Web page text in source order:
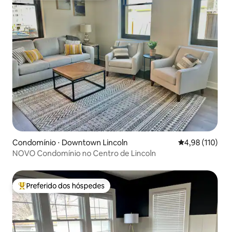
Condomínio ⋅ Downtown Lincoln 4,98 de uma
4,98 (110)
NOVO Condomínio no Centro de Lincoln
Entre os melhores preferidos dos hóspedes
Preferido dos hóspedes